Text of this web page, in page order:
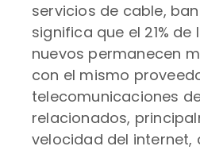
servicios de cable,
significa que el 21% de
nuevos permanecen
con el mismo
telecomunicaciones
relacionados,
velocidad del internet,